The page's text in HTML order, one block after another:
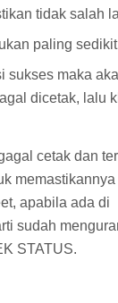
tidak salah
paling
sukses maka
dicetak, lalu
cetak dan
apabila ada di
sudah
STATUS.